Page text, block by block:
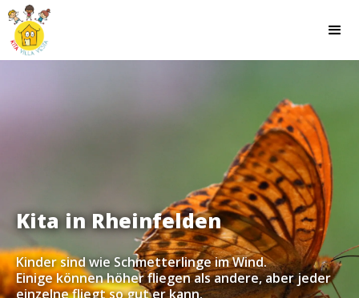
Kita in Rheinfelden
Kinder sind wie Schmetterlinge im Wind.
Einige können höher fliegen als andere, aber jeder
einzelne fliegt so gut er kann.